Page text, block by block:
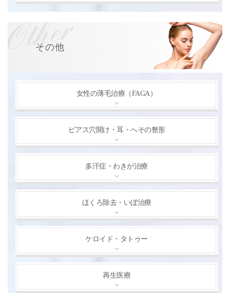
その他
女性の薄毛治療（FAGA）
ピアス穴開け・耳・へその整形
多汗症・わきが治療
ほくろ除去・いぼ治療
ケロイド・タトゥー
再生医療